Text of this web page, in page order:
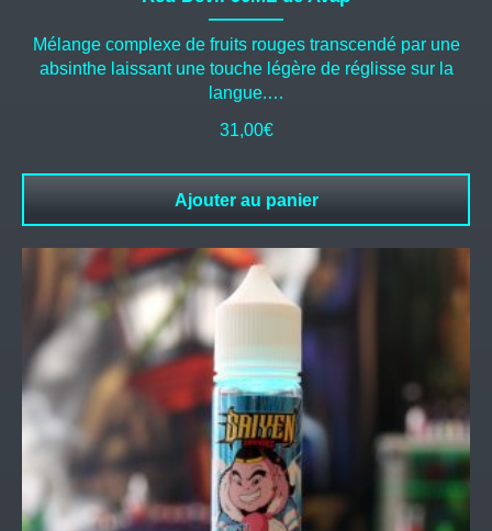
Mélange complexe de fruits rouges transcendé par une
absinthe laissant une touche légère de réglisse sur la
langue.…
31,00€
Ajouter au panier